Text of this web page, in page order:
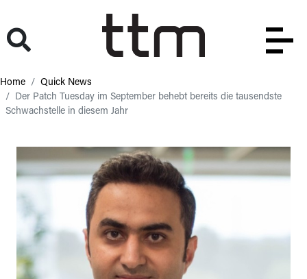
Home
Quick News
Der Patch Tuesday im September behebt bereits die tausendste
Schwachstelle in diesem Jahr